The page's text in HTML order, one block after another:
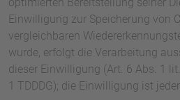
Einwilligung zur Speicherung von
vergleichbaren
wurde, erfolgt die Verarbeitung
dieser Einwilligung (Art. 6 Abs. 1
1 TDDDG); die Einwilligung ist